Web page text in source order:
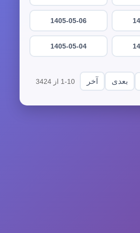
1405-05-06
1405-05-04
بعدی آخر 1-10 از 3424